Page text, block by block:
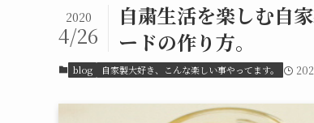
自粛生活を楽しむ自
ードの作り方。
2020
4/26
blog 自家製大好き、こんな楽しい事やってます。